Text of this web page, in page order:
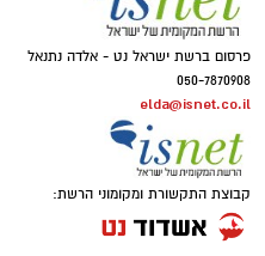
פרסום ברשת ישראל נט - אלדה נתנאל
050-7870908
elda@isnet.co.il
קבוצת התקשורת ומקומוני הרשת: